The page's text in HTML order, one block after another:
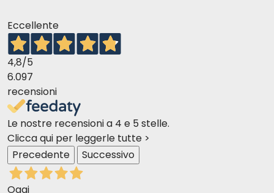
Eccellente
4,8/5
6.097
recensioni
Le nostre recensioni a 4 e 5 stelle.
Clicca qui per leggerle tutte >
Precedente
Successivo
Oggi